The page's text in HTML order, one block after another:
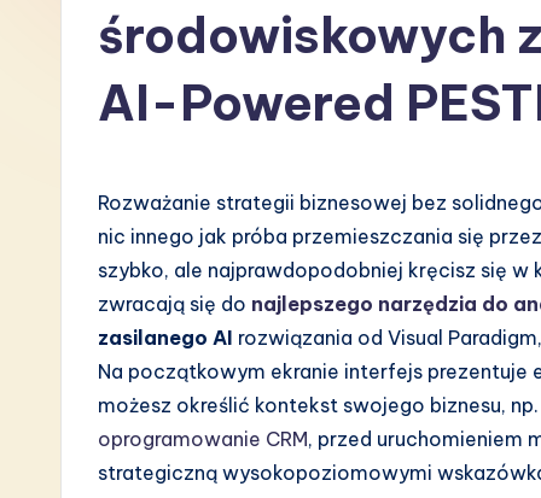
środowiskowych
AI-Powered
Rozważanie strategii biznesowej bez
nic innego jak próba przemieszczania się
szybko, ale najprawdopodobniej kręcisz się w
zwracają się do najlepszego narzędzia do
zasilanego AI rozwiązania od Visual
Na początkowym ekranie interfejs prezentuje
możesz określić kontekst swojego biznesu,
oprogramowanie CRM, przed uruchomieniem
strategiczną wysokopoziomowymi